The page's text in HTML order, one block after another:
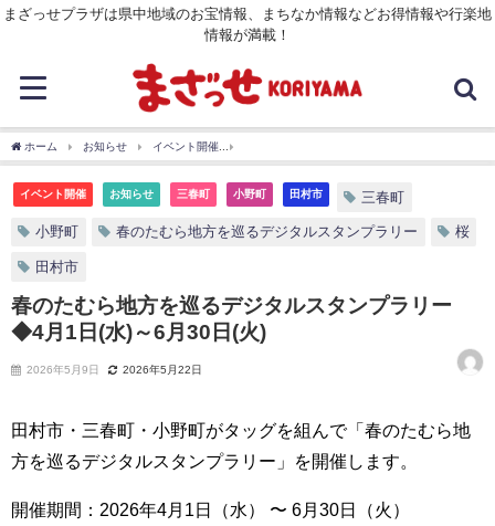
まざっせプラザは県中地域のお宝情報、まちなか情報などお得情報や行楽地
情報が満載！
ホーム お知らせ イベント開催
イベント開催 お知らせ 三春町 小野町 田村市 三春町
小野町 春のたむら地方を巡るデジタルスタンプラリー 桜
田村市
春のたむら地方を巡るデジタルスタンプラリー
◆4月1日(水)～6月30日(火)
2026年5月9日 2026年5月22日
田村市・三春町・小野町がタッグを組んで「春のたむら地
方を巡るデジタルスタンプラリー」を開催します。
開催期間：2026年4月1日（水） 〜 6月30日（火）